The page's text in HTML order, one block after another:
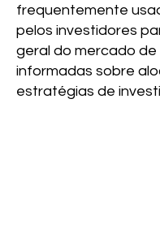
frequentemente
pelos investidores
geral do mercado
informadas sobre
estratégias de